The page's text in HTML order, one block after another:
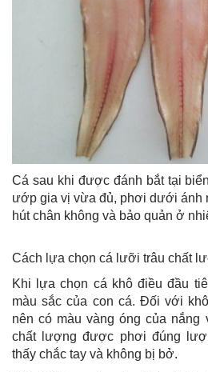
Cá sau khi được đánh bắt tại
ướp gia vị vừa đủ, phơi dưới ánh
hút chân không và bảo quản ở
Cách lựa chọn cá lưỡi trâu chất
Khi lựa chọn cá khô điều đầu
màu sắc của con cá. Đối với
nên có màu vàng óng của
chất lượng được phơi đúng
thấy chắc tay và không bị bở.